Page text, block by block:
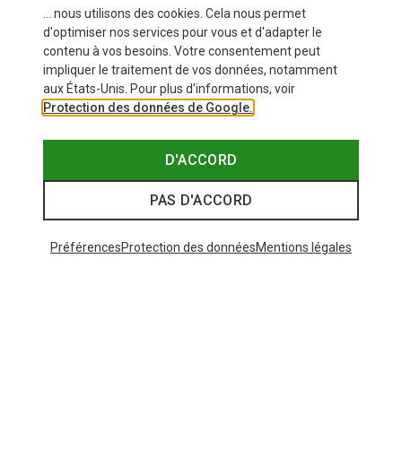
... nous utilisons des cookies. Cela nous permet
d'optimiser nos services pour vous et d'adapter le
contenu à vos besoins. Votre consentement peut
impliquer le traitement de vos données, notamment
aux États-Unis. Pour plus d'informations, voir
Protection des données de Google.
D'ACCORD
PAS D'ACCORD
PréférencesProtection des donnéesMentions légales